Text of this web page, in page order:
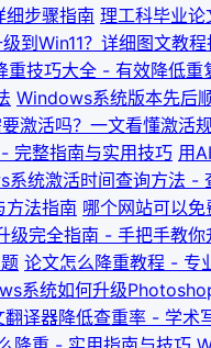
步骤指南 理工科毕业
到Win11？详细图文教程
重技巧大全 - 有效降低重
Windows系统版本先后
激活吗？一文看懂激活
完整指南与实用技巧 用
系统激活时间查询方法 -
方法指南 哪个网站可以
级完全指南 - 手把手教你
论文怎么降重教程 - 专
系统如何升级
翻译器降低查重率 - 学术